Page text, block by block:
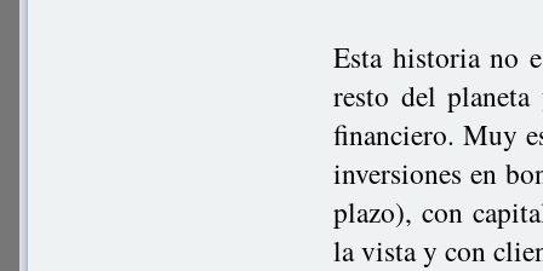
Esta historia no
resto del
financiero. Muy
inversiones en
plazo), con
la vista y con